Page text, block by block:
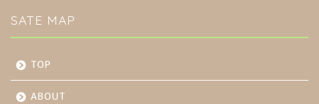
SATE MAP
TOP
ABOUT